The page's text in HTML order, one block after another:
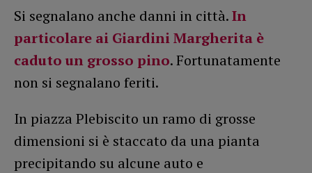
Si segnalano anche danni in città.In
particolare ai Giardini Margherita è
caduto un grosso pino. Fortunatamente
non si segnalano feriti.
In piazza Plebiscito un ramo di grosse
dimensioni si è staccato da una pianta
precipitando su alcune auto e